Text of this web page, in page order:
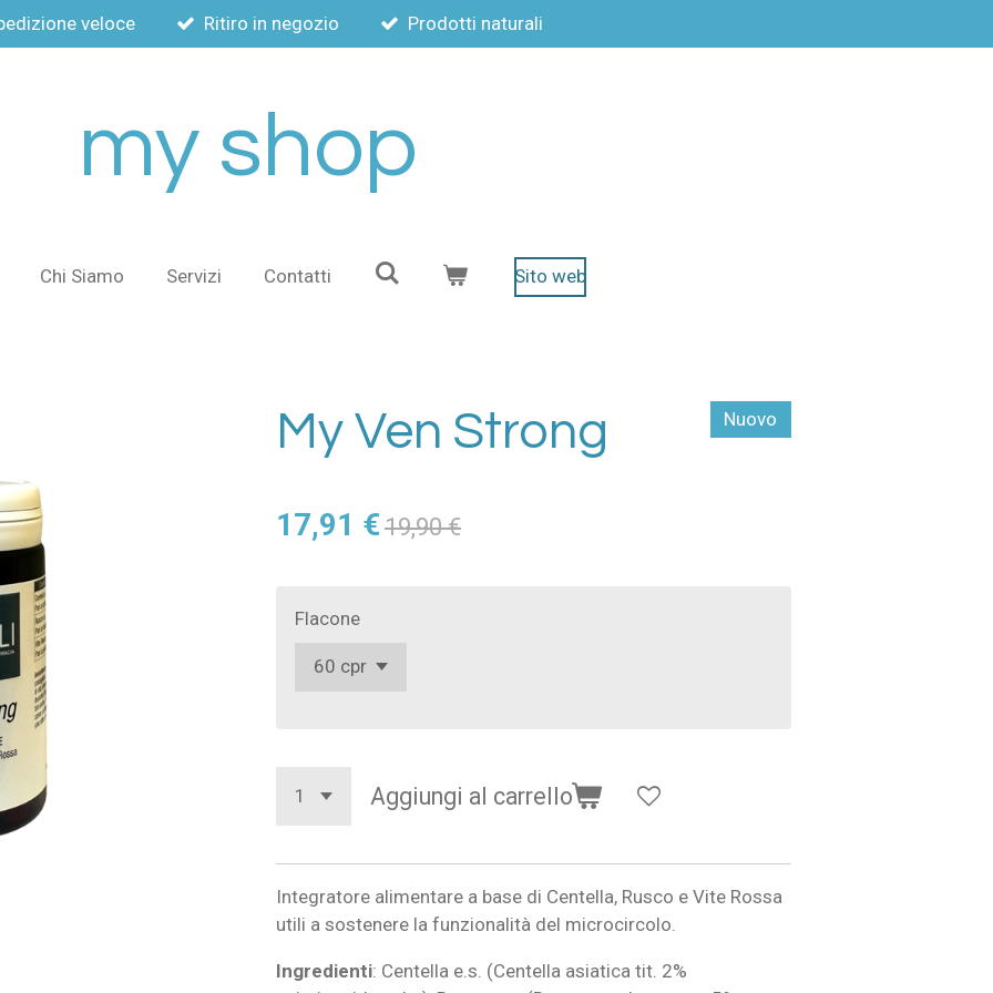
veloce Ritiro in negozio Prodotti naturali
my shop
Chi Siamo Servizi Contatti Sito web
My Ven Strong Nuovo
17,91 € 19,90 €
Flacone
Aggiungi al carrello
Integratore alimentare a base di Centella, Rusco e Vite Rossa
utili a sostenere la funzionalità del microcircolo.
Ingredienti: Centella e.s. (Centella asiatica tit. 2%